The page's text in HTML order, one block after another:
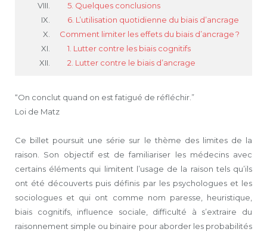
5. Quelques conclusions
6. L’utilisation quotidienne du biais d’ancrage
Comment limiter les effets du biais d’ancrage ?
1. Lutter contre les biais cognitifs
2. Lutter contre le biais d’ancrage
“On conclut quand on est fatigué de réfléchir.”
Loi de Matz
Ce billet poursuit une série sur le thème des limites de la
raison. Son objectif est de familiariser les médecins avec
certains éléments qui limitent l’usage de la raison tels qu’ils
ont été découverts puis définis par les psychologues et les
sociologues et qui ont comme nom paresse, heuristique,
biais cognitifs, influence sociale, difficulté à s’extraire du
raisonnement simple ou binaire pour aborder les probabilités